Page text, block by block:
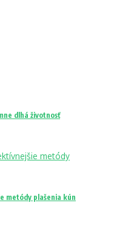
dlhá životnosť
metódy plašenia kún